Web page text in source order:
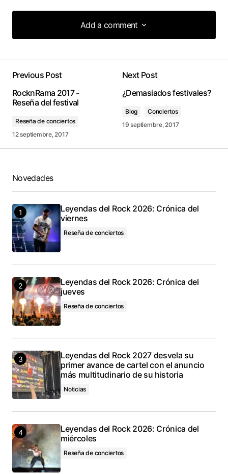
Add a comment
Add a comment
Previous Post
RocknRama 2017 -
Reseña del festival
Reseña de conciertos
12 septiembre, 2017
Next Post
¿Demasiados festivales?
Blog
Conciertos
19 septiembre, 2017
Novedades
Leyendas del Rock 2026: Crónica del
viernes
Reseña de conciertos
Leyendas del Rock 2026: Crónica del
jueves
Reseña de conciertos
Leyendas del Rock 2027 desvela su
primer avance de cartel con el anuncio
más multitudinario de su historia
Noticias
Leyendas del Rock 2026: Crónica del
miércoles
Reseña de conciertos